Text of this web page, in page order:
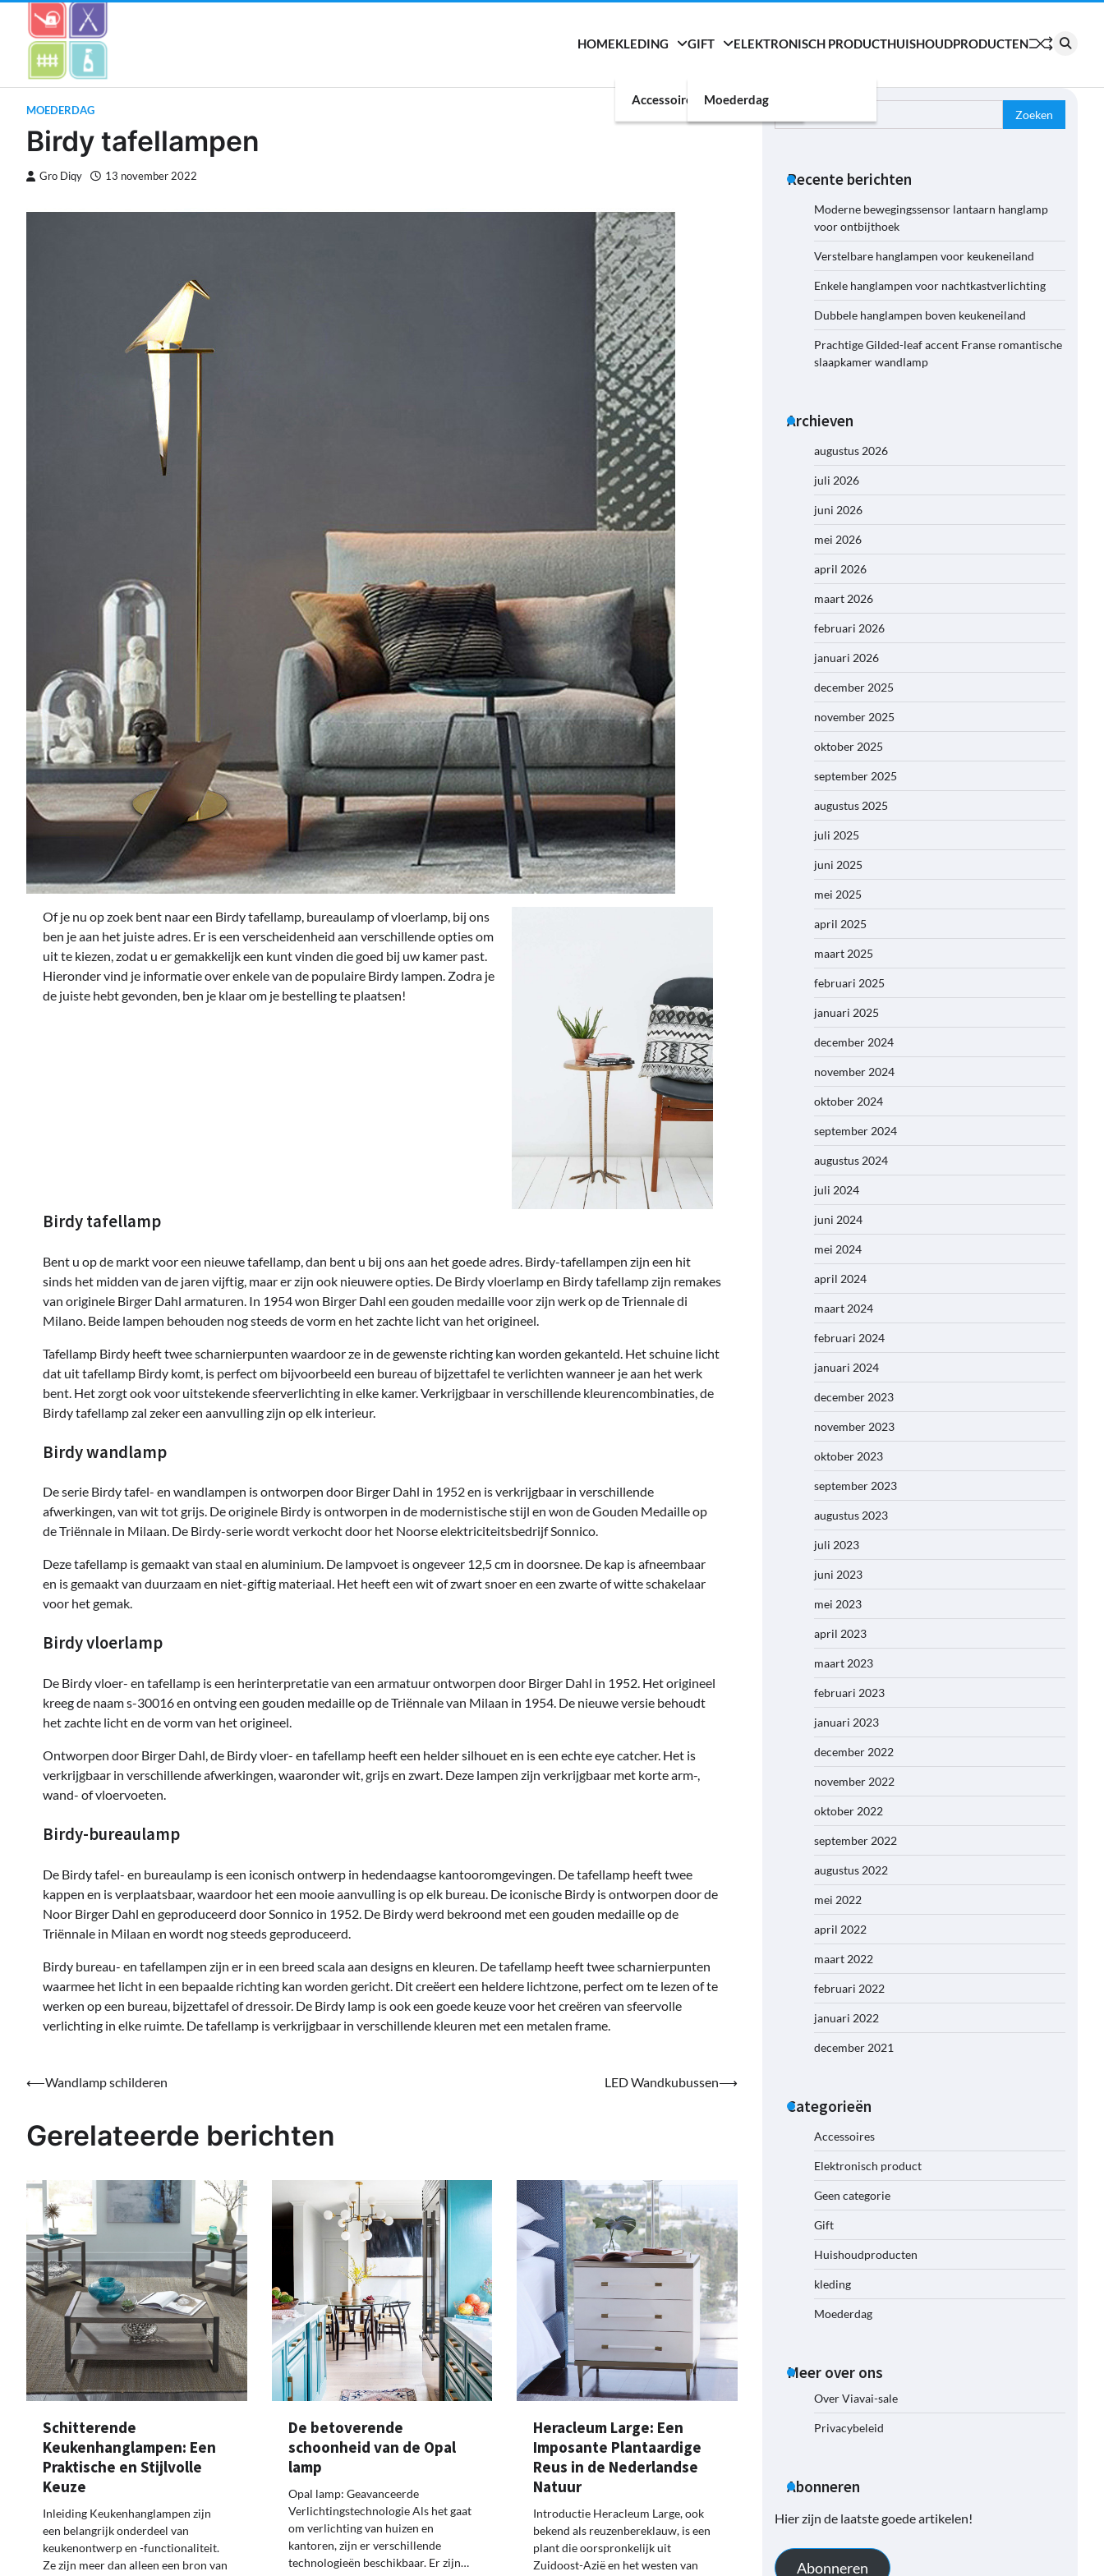
content
HOMEKLEDING
Accessoires
GIFT
Moederdag
ELEKTRONISCH PRODUCTHUISHOUDPRODUCTEN
MOEDERDAG
Birdy tafellampen
Gro Diqy 13 november 2022
Of je nu op zoek bent naar een Birdy tafellamp, bureaulamp of vloerlamp, bij ons
ben je aan het juiste adres. Er is een verscheidenheid aan verschillende opties om
uit te kiezen, zodat u er gemakkelijk een kunt vinden die goed bij uw kamer past.
Hieronder vind je informatie over enkele van de populaire Birdy lampen. Zodra je
de juiste hebt gevonden, ben je klaar om je bestelling te plaatsen!
Birdy tafellamp
Bent u op de markt voor een nieuwe tafellamp, dan bent u bij ons aan het goede adres. Birdy-tafellampen zijn een hit
sinds het midden van de jaren vijftig, maar er zijn ook nieuwere opties. De Birdy vloerlamp en Birdy tafellamp zijn remakes
van originele Birger Dahl armaturen. In 1954 won Birger Dahl een gouden medaille voor zijn werk op de Triennale di
Milano. Beide lampen behouden nog steeds de vorm en het zachte licht van het origineel.
Tafellamp Birdy heeft twee scharnierpunten waardoor ze in de gewenste richting kan worden gekanteld. Het schuine licht
dat uit tafellamp Birdy komt, is perfect om bijvoorbeeld een bureau of bijzettafel te verlichten wanneer je aan het werk
bent. Het zorgt ook voor uitstekende sfeerverlichting in elke kamer. Verkrijgbaar in verschillende kleurencombinaties, de
Birdy tafellamp zal zeker een aanvulling zijn op elk interieur.
Birdy wandlamp
De serie Birdy tafel- en wandlampen is ontworpen door Birger Dahl in 1952 en is verkrijgbaar in verschillende
afwerkingen, van wit tot grijs. De originele Birdy is ontworpen in de modernistische stijl en won de Gouden Medaille op
de Triënnale in Milaan. De Birdy-serie wordt verkocht door het Noorse elektriciteitsbedrijf Sonnico.
Deze tafellamp is gemaakt van staal en aluminium. De lampvoet is ongeveer 12,5 cm in doorsnee. De kap is afneembaar
en is gemaakt van duurzaam en niet-giftig materiaal. Het heeft een wit of zwart snoer en een zwarte of witte schakelaar
voor het gemak.
Birdy vloerlamp
De Birdy vloer- en tafellamp is een herinterpretatie van een armatuur ontworpen door Birger Dahl in 1952. Het origineel
kreeg de naam s-30016 en ontving een gouden medaille op de Triënnale van Milaan in 1954. De nieuwe versie behoudt
het zachte licht en de vorm van het origineel.
Ontworpen door Birger Dahl, de Birdy vloer- en tafellamp heeft een helder silhouet en is een echte eye catcher. Het is
verkrijgbaar in verschillende afwerkingen, waaronder wit, grijs en zwart. Deze lampen zijn verkrijgbaar met korte arm-,
wand- of vloervoeten.
Birdy-bureaulamp
De Birdy tafel- en bureaulamp is een iconisch ontwerp in hedendaagse kantooromgevingen. De tafellamp heeft twee
kappen en is verplaatsbaar, waardoor het een mooie aanvulling is op elk bureau. De iconische Birdy is ontworpen door de
Noor Birger Dahl en geproduceerd door Sonnico in 1952. De Birdy werd bekroond met een gouden medaille op de
Triënnale in Milaan en wordt nog steeds geproduceerd.
Birdy bureau- en tafellampen zijn er in een breed scala aan designs en kleuren. De tafellamp heeft twee scharnierpunten
waarmee het licht in een bepaalde richting kan worden gericht. Dit creëert een heldere lichtzone, perfect om te lezen of te
werken op een bureau, bijzettafel of dressoir. De Birdy lamp is ook een goede keuze voor het creëren van sfeervolle
verlichting in elke ruimte. De tafellamp is verkrijgbaar in verschillende kleuren met een metalen frame.
Bericht
⟵Wandlamp schilderen LED Wandkubussen⟶
Gerelateerde berichten
Schitterende
Keukenhanglampen: Een
Praktische en Stijlvolle
Keuze
Inleiding Keukenhanglampen zijn
een belangrijk onderdeel van
keukenontwerp en -functionaliteit.
Ze zijn meer dan alleen een bron van
De betoverende
schoonheid van de Opal
lamp
Opal lamp: Geavanceerde
Verlichtingstechnologie Als het gaat
om verlichting van huizen en
kantoren, zijn er verschillende
technologieën beschikbaar. Er zijn…
Heracleum Large: Een
Imposante Plantaardige
Reus in de Nederlandse
Natuur
Introductie Heracleum Large, ook
bekend als reuzenbereklauw, is een
plant die oorspronkelijk uit
Zuidoost-Azië en het westen van
naar:
Recente berichten
Moderne bewegingssensor lantaarn hanglamp
voor ontbijthoek
Verstelbare hanglampen voor keukeneiland
Enkele hanglampen voor nachtkastverlichting
Dubbele hanglampen boven keukeneiland
Prachtige Gilded-leaf accent Franse romantische
slaapkamer wandlamp
Archieven
augustus 2026
juli 2026
juni 2026
mei 2026
april 2026
maart 2026
februari 2026
januari 2026
december 2025
november 2025
oktober 2025
september 2025
augustus 2025
juli 2025
juni 2025
mei 2025
april 2025
maart 2025
februari 2025
januari 2025
december 2024
november 2024
oktober 2024
september 2024
augustus 2024
juli 2024
juni 2024
mei 2024
april 2024
maart 2024
februari 2024
januari 2024
december 2023
november 2023
oktober 2023
september 2023
augustus 2023
juli 2023
juni 2023
mei 2023
april 2023
maart 2023
februari 2023
januari 2023
december 2022
november 2022
oktober 2022
september 2022
augustus 2022
mei 2022
april 2022
maart 2022
februari 2022
januari 2022
december 2021
Categorieën
Accessoires
Elektronisch product
Geen categorie
Gift
Huishoudproducten
kleding
Moederdag
Meer over ons
Over Viavai-sale
Privacybeleid
Abonneren
Hier zijn de laatste goede artikelen!
Abonneren